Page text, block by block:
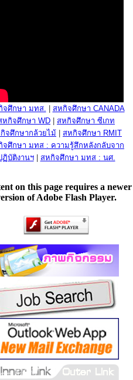
จศึกษา มทส.
สหกิจศึกษา CANADA
หกิจศึกษา WD
สหกิจศึกษา ซีเกท
จศึกษากล้วยไม้
สหกิจศึกษา RMIT
จศึกษา มทส : ความรู้สึกหลังกลับจาก
ฏิบัติงานฯ| สหกิจศึกษา มทส : นศ.
on this page requires a newer
of Adobe Flash Player.